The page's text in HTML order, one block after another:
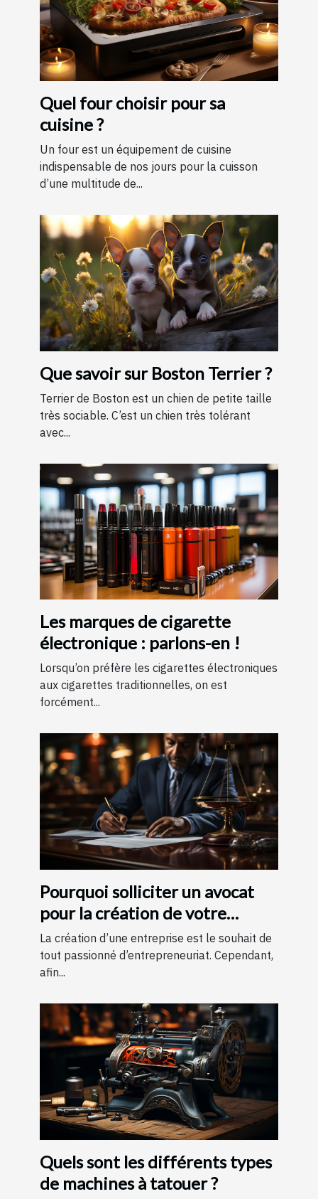
Quel four choisir pour sa
cuisine ?
Un four est un équipement de cuisine
indispensable de nos jours pour la cuisson
d’une multitude de...
Que savoir sur Boston Terrier ?
Terrier de Boston est un chien de petite taille
très sociable. C’est un chien très tolérant
avec...
Les marques de cigarette
électronique : parlons-en !
Lorsqu’on préfère les cigarettes électroniques
aux cigarettes traditionnelles, on est
forcément...
Pourquoi solliciter un avocat
pour la création de votre
entreprise ?
La création d’une entreprise est le souhait de
tout passionné d’entrepreneuriat. Cependant,
afin...
Quels sont les différents types
de machines à tatouer ?